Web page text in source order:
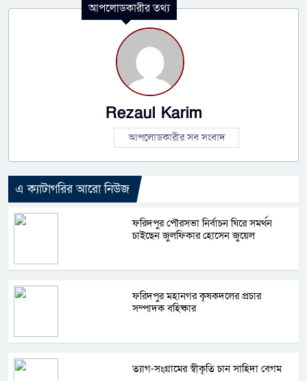
আপলোডকারীর তথ্য
Rezaul Karim
আপলোডকারীর সব সংবাদ
এ ক্যাটাগরির আরো নিউজ
ফরিদপুর পৌরসভা নির্বাচন ঘিরে সমর্থন
চাইছেন জুলফিকার হোসেন জুয়েল
ফরিদপুর মহানগর কৃষকদলের প্রচার
সম্পাদক বহিষ্কার
ত্যাগ-সংগ্রামের স্বীকৃতি চান সাহিদা বেগম